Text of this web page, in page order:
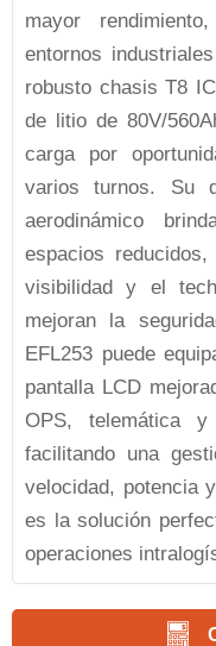
mayor
entornos
robusto chasis T8
de litio de 80V/
carga por
varios turnos. Su
aerodinámico
espacios
visibilidad y el
mejoran la
EFL253 puede
pantalla LCD
OPS, telemática
facilitando una
velocidad, potencia
es la solución
operaciones